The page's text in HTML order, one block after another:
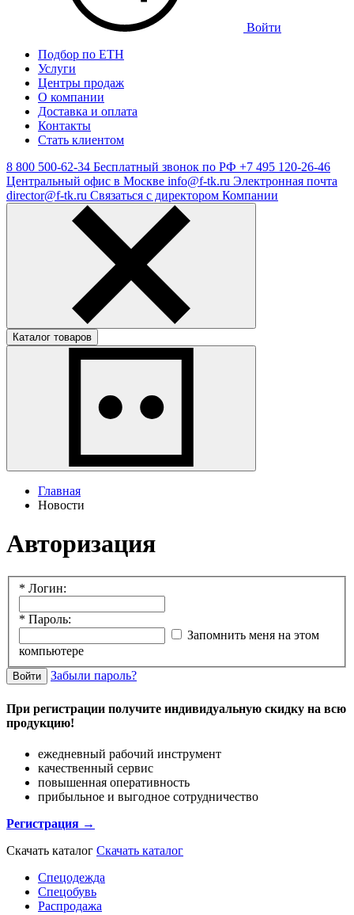
Войти
Подбор по ЕТН
Услуги
Центры продаж
О компании
Доставка и оплата
Контакты
Стать клиентом
8 800 500-62-34 Бесплатный звонок по РФ +7 495 120-26-46
Центральный офис в Москве info@f-tk.ru Электронная почта
director@f-tk.ru Связаться с директором Компании
Каталог товаров
Главная
Новости
Авторизация
* Логин:
* Пароль:
Запомнить меня на этом
компьютере
Войти Забыли пароль?
При регистрации получите индивидуальную скидку на всю
продукцию!
ежедневный рабочий инструмент
качественный сервис
повышенная оперативность
прибыльное и выгодное сотрудничество
Регистрация →
Скачать каталог Скачать каталог
Спецодежда
Спецобувь
Распродажа